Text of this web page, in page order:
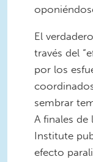
El
través del
por los
sembrar
A finales de
Institute
efecto